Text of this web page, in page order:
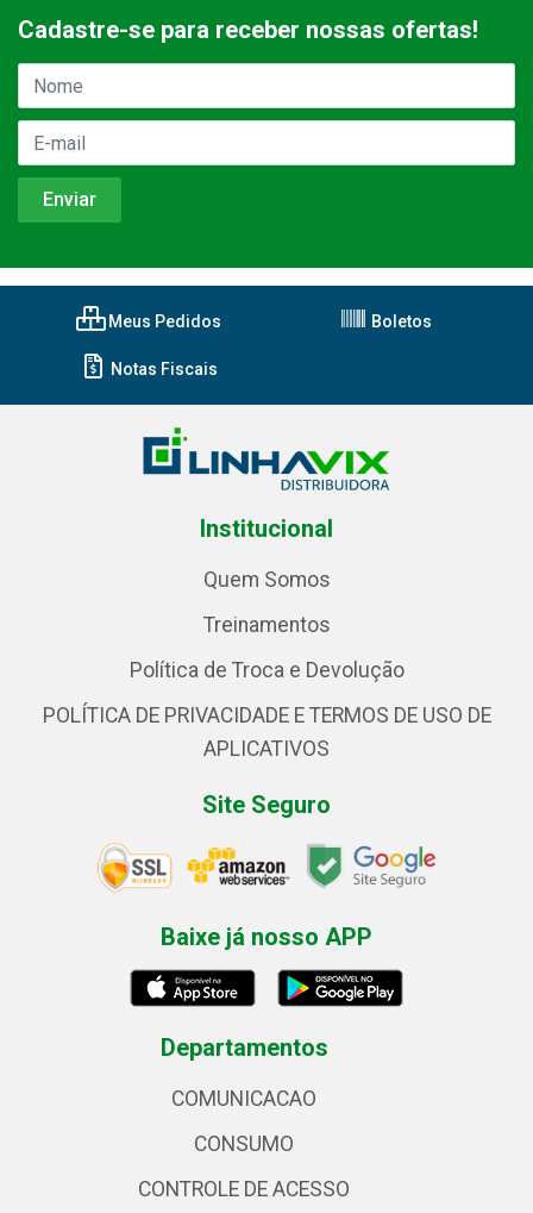
Cadastre-se para receber nossas ofertas!
Meus Pedidos Boletos
Notas Fiscais
Institucional
Quem Somos
Treinamentos
Política de Troca e Devolução
POLÍTICA DE PRIVACIDADE E TERMOS DE USO DE
APLICATIVOS
Site Seguro
Baixe já nosso APP
Departamentos
COMUNICACAO
CONSUMO
CONTROLE DE ACESSO